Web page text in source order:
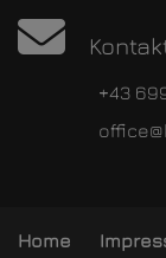
+43
Home